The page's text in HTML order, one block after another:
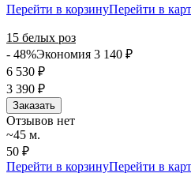
Перейти в корзинуПерейти в
15 белых роз
- 48%Экономия 3 140 ₽
6 530 ₽
3 390 ₽
Заказать
Отзывов нет
~45 м.
50 ₽
Перейти в корзинуПерейти в